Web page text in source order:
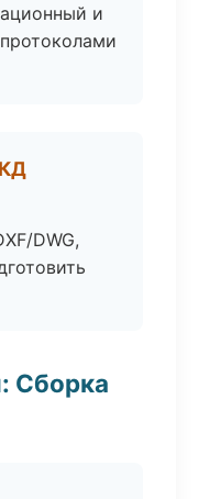
и
DWG,
Сборка